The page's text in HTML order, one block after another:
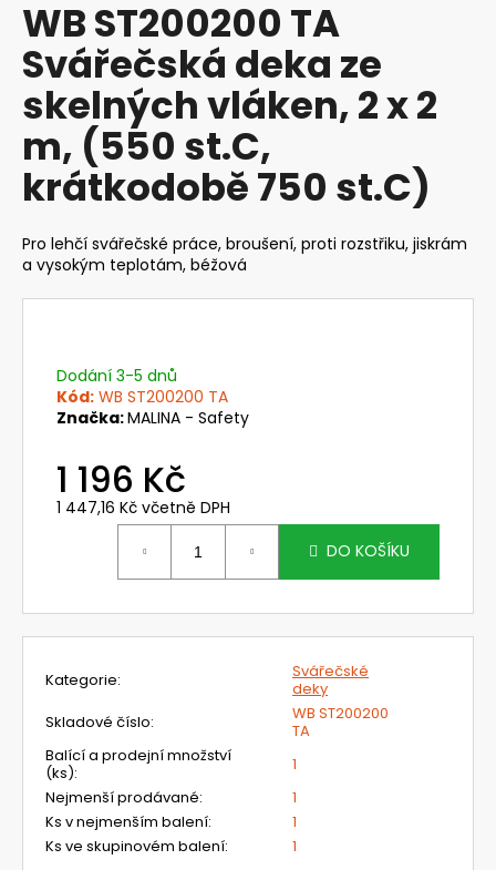
produktu
je
0,0
z
5
hvězdiček.
WB ST200200 TA
Svářečská deka ze
skelných vláken, 2 x 2
m, (550 st.C,
krátkodobě 750 st.C)
Pro lehčí svářečské práce, broušení, proti rozstřiku, jiskrám
a vysokým teplotám, béžová
Dodání 3-5 dnů
Kód: WB ST200200 TA
Značka:MALINA - Safety
1 196 Kč
1 447,16 Kč včetně DPH
DO KOŠÍKU
Kategorie:
Svářečské
deky
Skladové číslo:
WB ST200200
TA
Balící a prodejní množství
(ks):
1
Nejmenší prodávané:
1
Ks v nejmenším balení:
1
Ks ve skupinovém balení: 1
a
j
í
t
?
HLEDAT
e
NEHOŘLAVÉ
LACL
JAKUB
420
Kč